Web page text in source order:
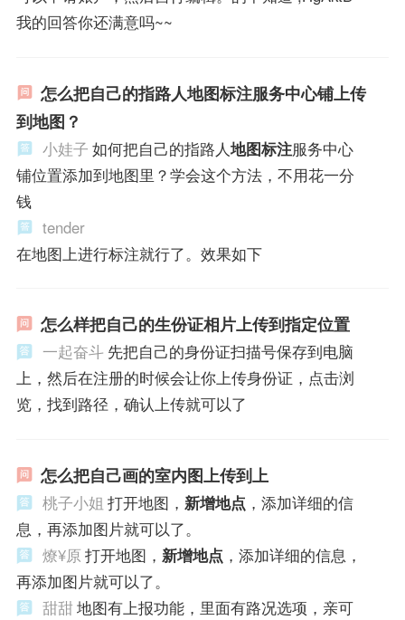
我的回答你还满意吗~~
怎么把自己的指路人地图标注服务中心铺上传
到地图？
小娃子 如何把自己的指路人地图标注服务中心
铺位置添加到地图里？学会这个方法，不用花一分
钱
tender
在地图上进行标注就行了。效果如下
怎么样把自己的生份证相片上传到指定位置
一起奋斗 先把自己的身份证扫描号保存到电脑
上，然后在注册的时候会让你上传身份证，点击浏
览，找到路径，确认上传就可以了
怎么把自己画的室内图上传到上
桃子小姐 打开地图， 新增地点 ，添加详细的信
息，再添加图片就可以了。
燎¥原 打开地图， 新增地点 ，添加详细的信息，
再添加图片就可以了。
甜甜地图有上报功能，里面有路况选项，亲可